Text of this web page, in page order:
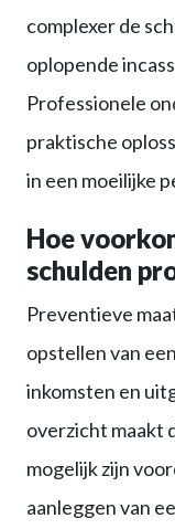
complexer de
oplopende
Professionele
praktische
in een moeilijke
Hoe
schulden
Preventieve
opstellen van
inkomsten en
overzicht maakt
mogelijk zijn
aanleggen van